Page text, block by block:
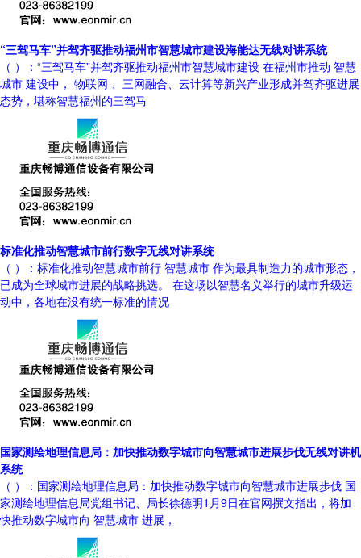
“三驾马车”并驾齐驱推动福州市智慧城市建设海能达无线对讲系统
（ ）：“三驾马车”并驾齐驱推动福州市智慧城市建设 在福州市推动 智慧
城市 建设中， 物联网 、三网融合、云计算等新兴产业形成并驾齐驱进展
态势，堪称智慧福州的三驾马
标准化推动智慧城市前行数字无线对讲系统
（ ）：标准化推动智慧城市前行 智慧城市 作为最具制造力的城市形态，
已成为全球城市进展的战略挑选。 在这场以智慧名义举行的城市升级运
动中，各地在没有统一标准的情况
国家测绘地理信息局：加快推动数字城市向智慧城市进展步伐无线对讲机
系统
（ ）：国家测绘地理信息局：加快推动数字城市向智慧城市进展步伐 国
家测绘地理信息局党组书记、局长徐德明1月9日在官网撰文指出，将加
快推动数字城市向 智慧城市 进展，